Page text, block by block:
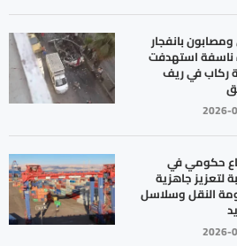
بانفجار
ناسفة استهدفت
ركاب في ريف
2026-
حكومي في
لتعزيز جاهزية
النقل وسلاسل
2026-